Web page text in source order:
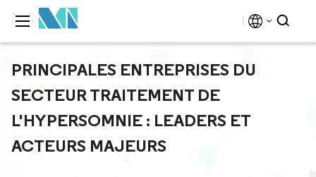
PRINCIPALES ENTREPRISES DU
SECTEUR TRAITEMENT DE
L'HYPERSOMNIE : LEADERS ET
ACTEURS MAJEURS